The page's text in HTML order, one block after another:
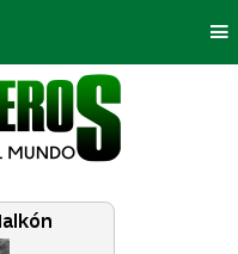
Bogotá
Deportes
Neira